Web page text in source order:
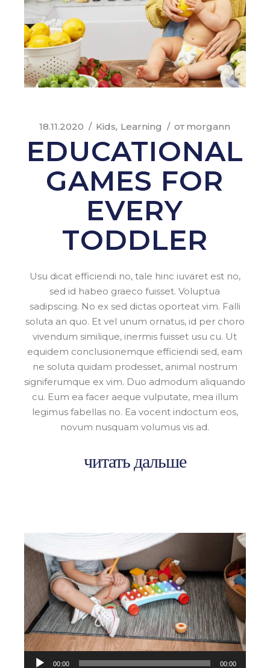
18.11.2020 Kids Learning от morgann
EDUCATIONAL
GAMES FOR
EVERY
TODDLER
Usu dicat efficiendi no, tale hinc iuvaret est no,
sed id habeo graeco fuisset. Voluptua
sadipscing. No ex sed dictas oporteat vim. Falli
soluta an quo. Et vel unum ornatus, id per choro
vivendum similique, inermis fuisset usu cu. Ut
equidem conclusionemque efficiendi sed, eam
ne soluta quidam prodesset, animal nostrum
signiferumque ex vim. Duo admodum aliquando
cu. Eum ea facer aeque vulputate, mea illum
legimus fabellas no. Ea vocent indoctum eos,
novum nusquam volumus vis ad.
читать дальше
Аудиоплеер
00:00 00:00